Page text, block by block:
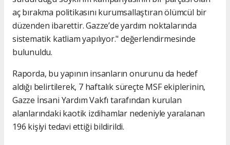
aç bırakma politikasını kurumsallaştıran ölümcül bir
düzenden ibarettir. Gazze’de yardım noktalarında
sistematik katliam yapılıyor." değerlendirmesinde
bulunuldu.
Raporda, bu yapının insanların onurunu da hedef
aldığı belirtilerek, 7 haftalık süreçte MSF ekiplerinin,
Gazze İnsani Yardım Vakfı tarafından kurulan
alanlarındaki kaotik izdihamlar nedeniyle yaralanan
196 kişiyi tedavi ettiği bildirildi.